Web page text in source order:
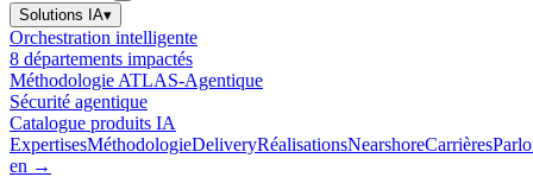
Solutions IA▾
Orchestration intelligente
8 départements impactés
Méthodologie ATLAS-Agentique
Sécurité agentique
Catalogue produits IA
ExpertisesMéthodologieDeliveryRéalisationsNearshoreCarrières
en →